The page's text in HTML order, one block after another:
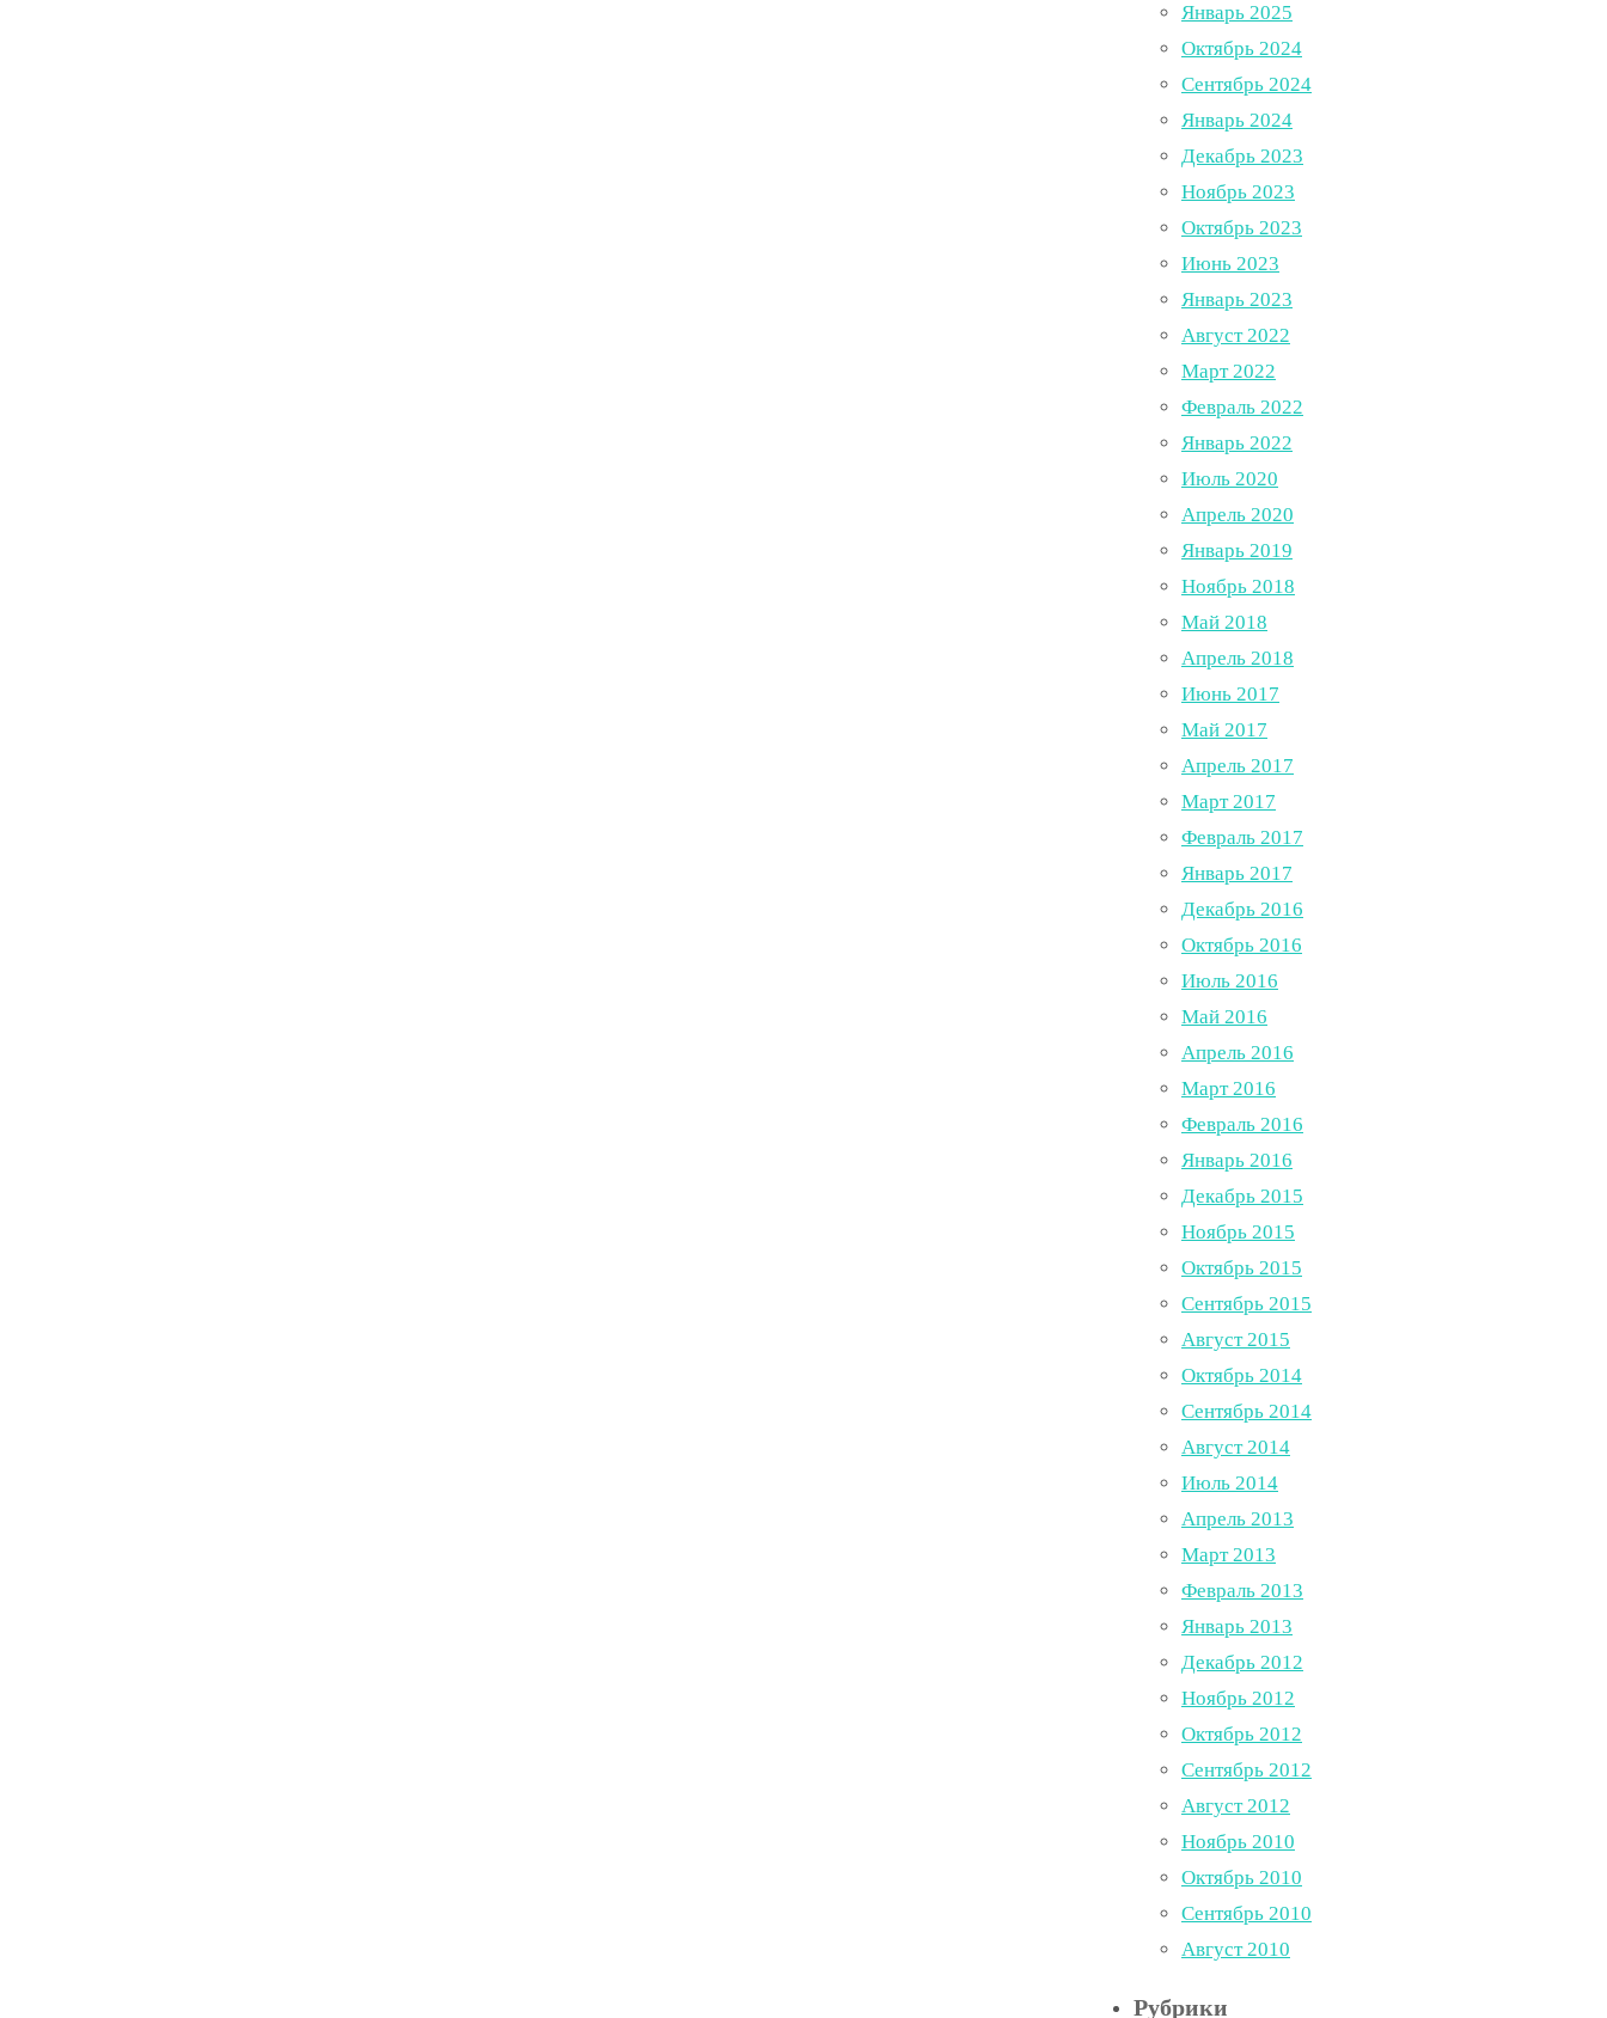
Январь 2025
Октябрь 2024
Сентябрь 2024
Январь 2024
Декабрь 2023
Ноябрь 2023
Октябрь 2023
Июнь 2023
Январь 2023
Август 2022
Март 2022
Февраль 2022
Январь 2022
Июль 2020
Апрель 2020
Январь 2019
Ноябрь 2018
Май 2018
Апрель 2018
Июнь 2017
Май 2017
Апрель 2017
Март 2017
Февраль 2017
Январь 2017
Декабрь 2016
Октябрь 2016
Июль 2016
Май 2016
Апрель 2016
Март 2016
Февраль 2016
Январь 2016
Декабрь 2015
Ноябрь 2015
Октябрь 2015
Сентябрь 2015
Август 2015
Октябрь 2014
Сентябрь 2014
Август 2014
Июль 2014
Апрель 2013
Март 2013
Февраль 2013
Январь 2013
Декабрь 2012
Ноябрь 2012
Октябрь 2012
Сентябрь 2012
Август 2012
Ноябрь 2010
Октябрь 2010
Сентябрь 2010
Август 2010
Рубрики